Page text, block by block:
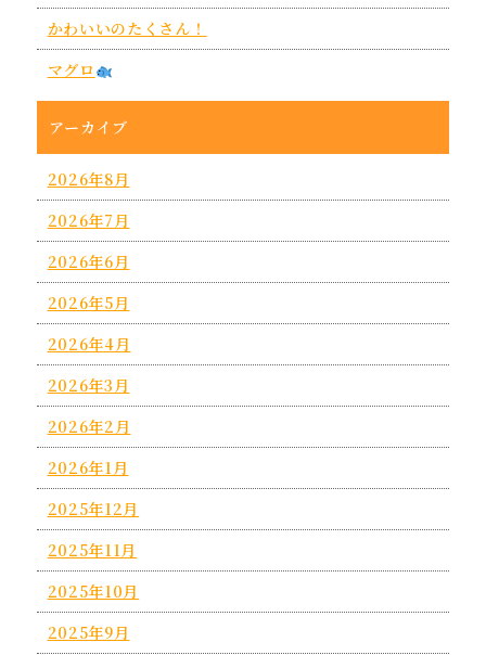
かわいいのたくさん！
マグロ
アーカイブ
2026年8月
2026年7月
2026年6月
2026年5月
2026年4月
2026年3月
2026年2月
2026年1月
2025年12月
2025年11月
2025年10月
2025年9月